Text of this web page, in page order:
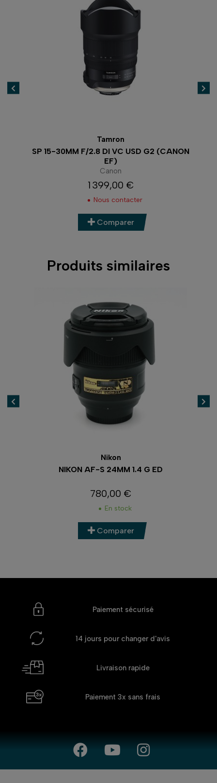
Tamron
SP 15-30MM F/2.8 DI VC USD G2 (CANON
EF)
Canon
Prix
1 399,00 €
Nous contacter
Comparer
Produits similaires
Nikon
NIKON AF-S 24MM 1.4 G ED
Prix
780,00 €
En stock
Comparer
Paiement sécurisé
14 jours pour changer d'avis
Livraison rapide
Paiement 3x sans frais